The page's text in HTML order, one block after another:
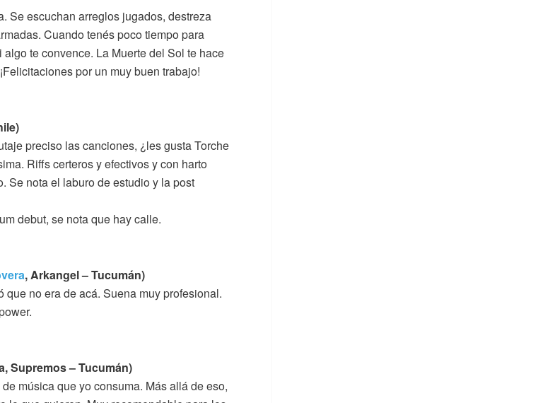
Se escuchan arreglos jugados, destreza
Cuando tenés poco tiempo para
te convence. La Muerte del Sol te hace
por un muy buen trabajo!
preciso las canciones, ¿les gusta Torche
Riffs certeros y efectivos y con harto
Se nota el laburo de estudio y la post
debut, se nota que hay calle.
, Arkangel – Tucumán)
no era de acá. Suena muy profesional.
Supremos – Tucumán)
música que yo consuma. Más allá de eso,